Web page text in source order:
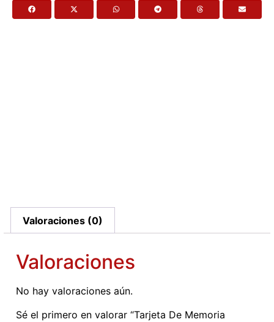
Valoraciones (0)
Valoraciones
No hay valoraciones aún.
Sé el primero en valorar “Tarjeta De Memoria